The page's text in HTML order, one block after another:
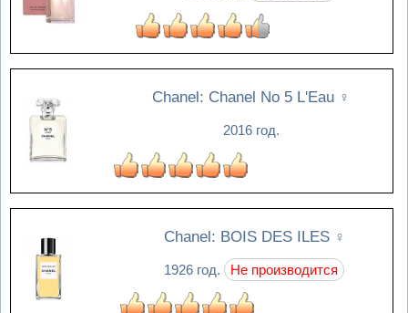
Chanel: Chanel No 5 L'Eau ♀
2016 год.
Chanel: BOIS DES ILES ♀
1926 год. Не производится